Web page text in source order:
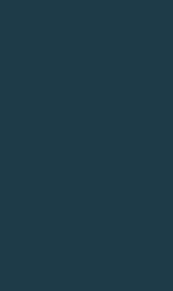
para não
então ser
a partilhar os
parceiro.
é, apesar do
inato para
a
as